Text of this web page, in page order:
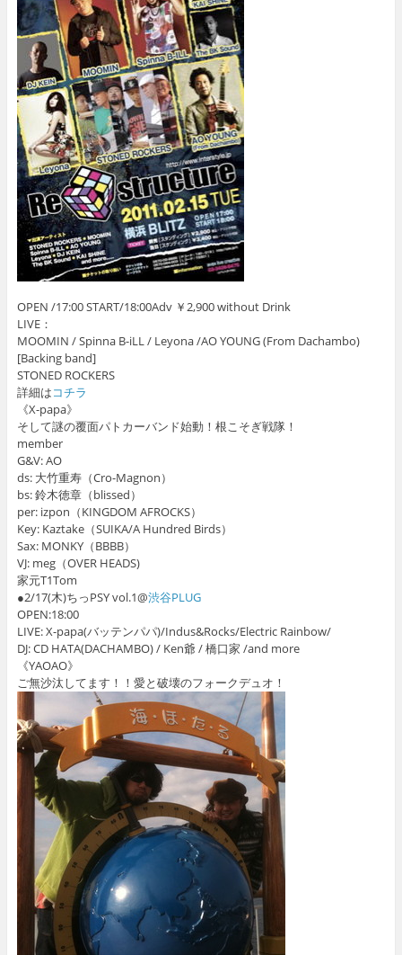
OPEN /17:00 START/18:00Adv ￥2,900 without Drink
LIVE：
MOOMIN / Spinna B-iLL / Leyona /AO YOUNG (From Dachambo)
[Backing band]
STONED ROCKERS
詳細はコチラ
《X-papa》
そして謎の覆面パトカーバンド始動！根こそぎ戦隊！
member
G&V: AO
ds: 大竹重寿（Cro-Magnon）
bs: 鈴木徳章（blissed）
per: izpon（KINGDOM AFROCKS）
Key: Kaztake（SUIKA/A Hundred Birds）
Sax: MONKY（BBBB）
VJ: meg（OVER HEADS)
家元T1Tom
●2/17(木)ちっPSY vol.1@渋谷PLUG
OPEN:18:00
LIVE: X-papa(バッテンパパ)/Indus&Rocks/Electric Rainbow/
DJ: CD HATA(DACHAMBO) / Ken爺 / 橋口家 /and more
《YAOAO》
ご無沙汰してます！！愛と破壊のフォークデュオ！